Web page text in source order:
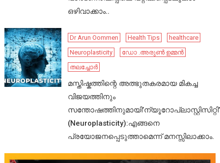
ഒഴിവാക്കാം..
Dr Arun Oommen Health Tips
healthcare
Neuroplasticity
ഡോ .അരുൺ ഉമ്മൻ
തലച്ചോർ
മസ്തിഷ്കത്തിന്റെ അത്ഭുതകരമായ മികച്ച
വിജയത്തിനും
സന്തോഷത്തിനുമായി’ന്യൂറോപ്ലാസ്റ്റിസിറ്റി’
(Neuroplasticity):എങ്ങനെ
പ്രയോജനപ്പെടുത്താമെന്ന് മനസ്സിലാക്കാം.